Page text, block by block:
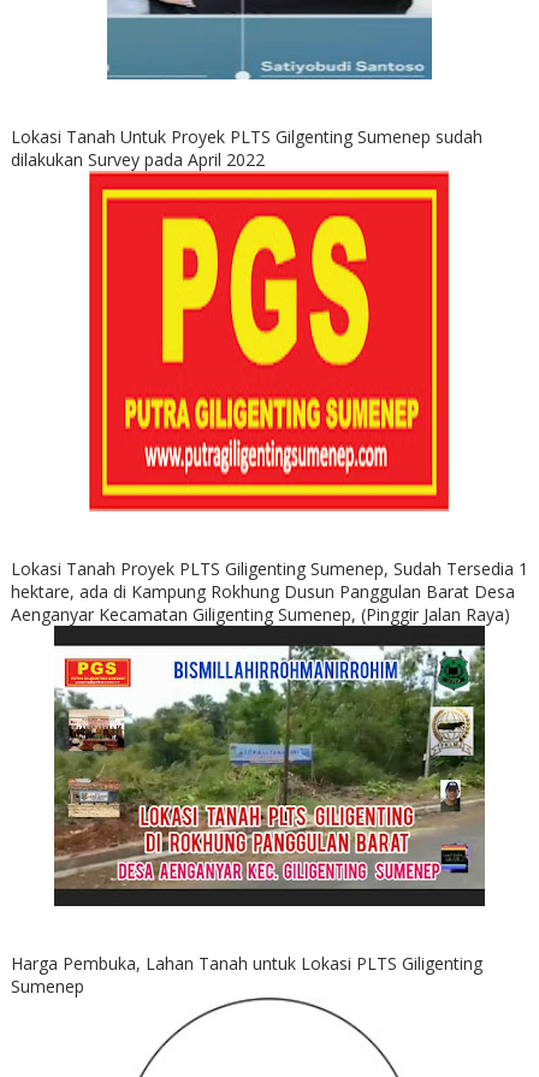
Lokasi Tanah Untuk Proyek PLTS Gilgenting Sumenep sudah
dilakukan Survey pada April 2022
Lokasi Tanah Proyek PLTS Giligenting Sumenep, Sudah Tersedia 1
hektare, ada di Kampung Rokhung Dusun Panggulan Barat Desa
Aenganyar Kecamatan Giligenting Sumenep, (Pinggir Jalan Raya)
Harga Pembuka, Lahan Tanah untuk Lokasi PLTS Giligenting
Sumenep